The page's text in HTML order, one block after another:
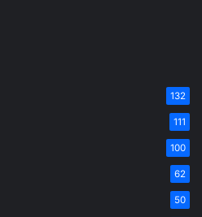
132
111
100
62
50